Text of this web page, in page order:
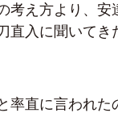
考え方より、
直入に聞いてき
率直に言われ